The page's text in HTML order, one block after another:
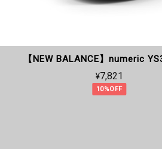
【NEW BALANCE】numeric
¥7,821
10%OFF